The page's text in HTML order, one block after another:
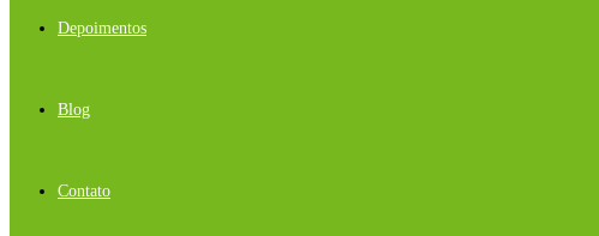
Depoimentos
Blog
Contato